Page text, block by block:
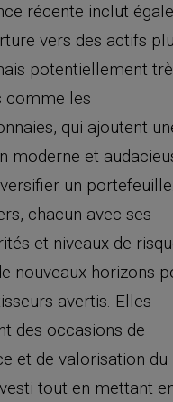
récente inclut
vers des actifs
potentiellement
comme les
qui ajoutent
moderne et
un
chacun avec ses
et niveaux de
nouveaux horizons
avertis. Elles
des occasions de
et de valorisation du
tout en mettant